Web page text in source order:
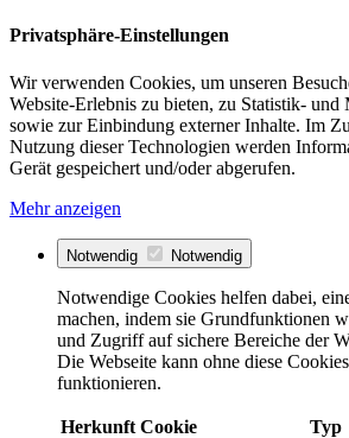
Privatsphäre-Einstellungen
Wir verwenden Cookies, um unseren
Website-Erlebnis zu bieten, zu Statistik- und
sowie zur Einbindung externer Inhalte. Im
Nutzung dieser Technologien werden
Gerät gespeichert und/oder abgerufen.
Mehr anzeigen
Notwendig Notwendig
Notwendige Cookies helfen dabei,
machen, indem sie Grundfunktionen
und Zugriff auf sichere Bereiche der
Die Webseite kann ohne diese
funktionieren.
Herkunft Cookie Typ